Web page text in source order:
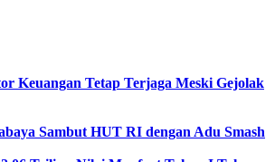
Keuangan Tetap Terjaga Meski Gejolak
Sambut HUT RI dengan Adu Smash